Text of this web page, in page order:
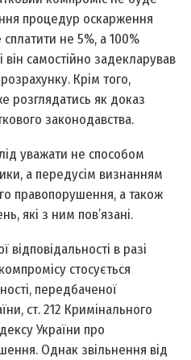
процедур оскарження
не 5%, а 100%
він самостійно задекларував
Крім того,
розглядатись як доказ
законодавства.
уважати не способом
а передусім визнанням
правопорушення, а також
які з ним пов’язані.
в разі
стосується
передбаченої
ст. 212 Кримінального
України про
Однак звільнення від